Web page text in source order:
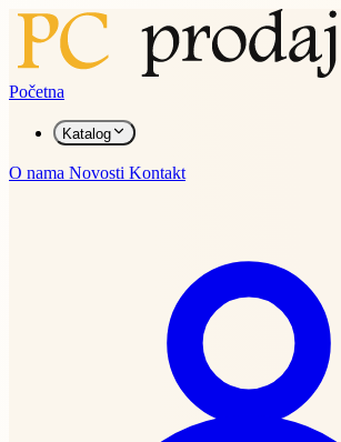
Početna
Katalog
O nama Novosti Kontakt